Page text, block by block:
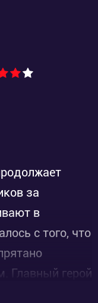
за
в
с того, что
Главный герой